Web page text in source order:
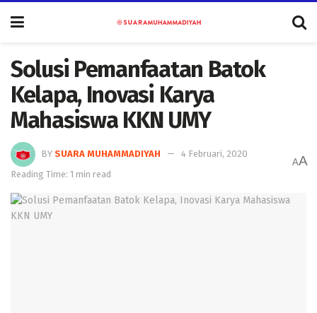
Solusi Pemanfaatan Batok
Kelapa, Inovasi Karya
Mahasiswa KKN UMY
BY SUARA MUHAMMADIYAH
4 Februari, 2020
Reading Time: 1 min read
AA